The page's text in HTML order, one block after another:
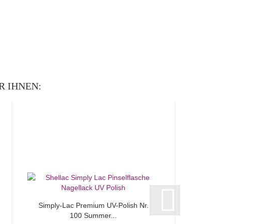
IHNEN:
Simply-Lac Premium UV-Polish Nr.
100 Summer...